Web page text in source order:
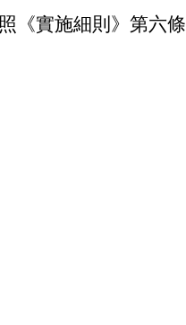
《實施細則》第六